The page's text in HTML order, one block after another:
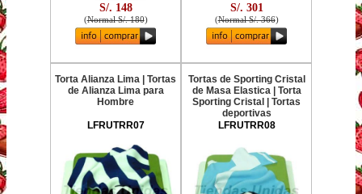
S/. 148
(Normal S/. 180)
S/. 301
(Normal S/. 366)
Torta Alianza Lima | Tortas
de Alianza Lima para
Hombre
LFRUTRR07
Tortas de Sporting Cristal
de Masa Elastica | Torta
Sporting Cristal | Tortas
deportivas
LFRUTRR08